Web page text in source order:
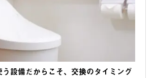
う設備だからこそ、交換のタイミング